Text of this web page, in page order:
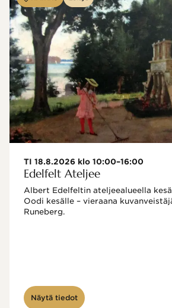
TI 18.8.2026 klo 10:00–16:00
Edelfelt Ateljee
Albert Edelfeltin ateljeealueella
Oodi kesälle – vieraana
Näytä tiedot